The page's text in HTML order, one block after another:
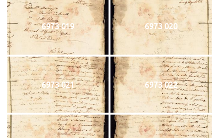
6973 019 6973 020
6973 021 6973 022